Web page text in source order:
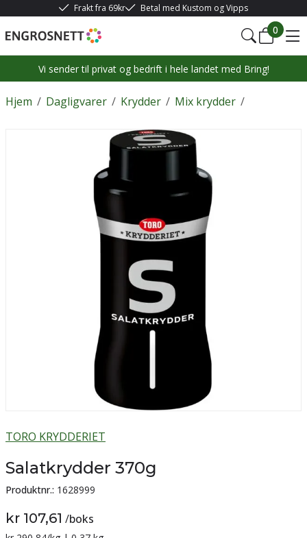
Frakt fra 69kr Betal med Kustom og Vipps
0
Vi sender til privat og bedrift i hele landet med Bring!
/
Hjem /
Dagligvarer /
Krydder /
Mix krydder
TORO KRYDDERIET
Salatkrydder 370g
Produktnr.: 1628999
kr 107,61 /boks